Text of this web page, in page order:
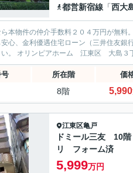
都営新宿線 「西大
本物件の仲介手数料２０４万円が無
心、金利優遇住宅ローン（三井住友
所在階 価
8階 5,990
江東区亀戸
ドミール三友
リ フォーム済
5,999万円